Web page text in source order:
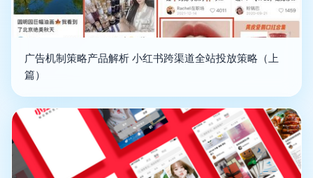
广告机制策略产品解析 小红书跨渠道全站投放策略（上
篇）